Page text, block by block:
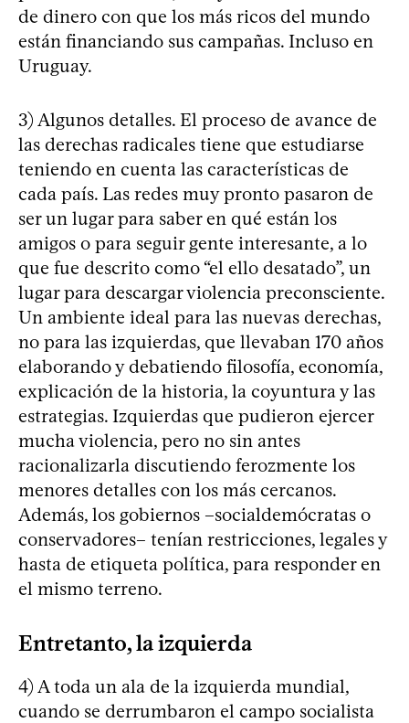
de dinero con que los más ricos del mundo
están financiando sus campañas. Incluso en
Uruguay.
3) Algunos detalles. El proceso de avance de
las derechas radicales tiene que estudiarse
teniendo en cuenta las características de
cada país. Las redes muy pronto pasaron de
ser un lugar para saber en qué están los
amigos o para seguir gente interesante, a lo
que fue descrito como “el ello desatado”, un
lugar para descargar violencia preconsciente.
Un ambiente ideal para las nuevas derechas,
no para las izquierdas, que llevaban 170 años
elaborando y debatiendo filosofía, economía,
explicación de la historia, la coyuntura y las
estrategias. Izquierdas que pudieron ejercer
mucha violencia, pero no sin antes
racionalizarla discutiendo ferozmente los
menores detalles con los más cercanos.
Además, los gobiernos –socialdemócratas o
conservadores– tenían restricciones, legales y
hasta de etiqueta política, para responder en
el mismo terreno.
Entretanto, la izquierda
4) A toda un ala de la izquierda mundial,
cuando se derrumbaron el campo socialista